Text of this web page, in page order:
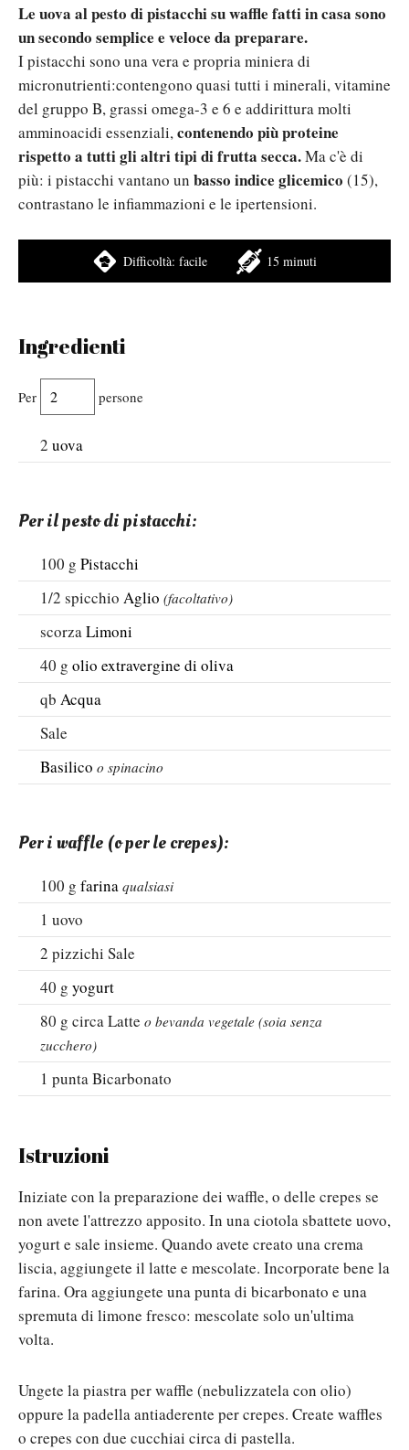
Le uova al pesto di pistacchi su waffle fatti in casa sono
un secondo semplice e veloce da preparare.
I pistacchi sono una vera e propria miniera di
micronutrienti:contengono quasi tutti i minerali, vitamine
del gruppo B, grassi omega-3 e 6 e addirittura molti
amminoacidi essenziali,contenendo più proteine
rispetto a tutti gli altri tipi di frutta secca.Ma c'è di
più: i pistacchi vantano un basso indice glicemico (15),
contrastano le infiammazioni e le ipertensioni.
Difficoltà: facile 15 minuti
Ingredienti
Per persone
2 uova
Per il pesto di pistacchi:
100 g Pistacchi
1/2 spicchio Aglio (facoltativo)
scorzaLimoni
40 g olio extravergine di oliva
qb Acqua
Sale
Basilico o spinacino
Per i waffle (o per le crepes):
100 g farina qualsiasi
1 uovo
2 pizzichi Sale
40 g yogurt
80 g circaLatte o bevanda vegetale (soia senza
zucchero)
1 puntaBicarbonato
Istruzioni
Iniziate con la preparazione dei waffle, o delle crepes se
non avete l'attrezzo apposito. In una ciotola sbattete uovo,
yogurt e sale insieme. Quando avete creato una crema
liscia, aggiungete il latte e mescolate. Incorporate bene la
farina. Ora aggiungete una punta di bicarbonato e una
spremuta di limone fresco: mescolate solo un'ultima
volta.
Ungete la piastra per waffle (nebulizzatela con olio)
oppure la padella antiaderente per crepes. Create waffles
o crepes con due cucchiai circa di pastella.